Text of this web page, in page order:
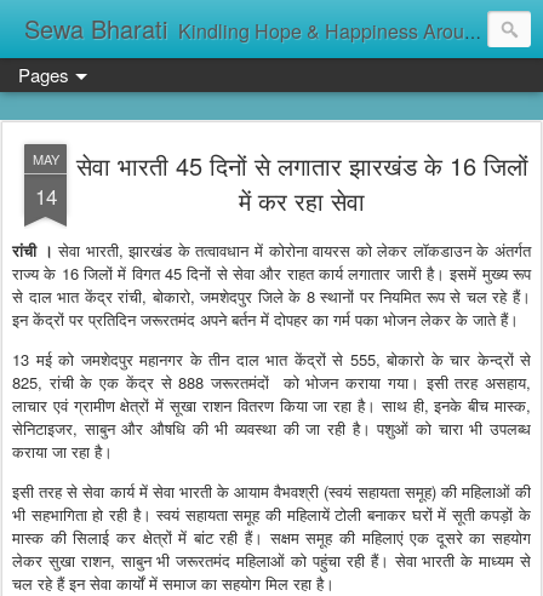
Sewa Bharati Kindling Hope & Happiness Around सेवा भारती சேவாபாரதி సేవా భారతి സേവാഭാരതി સેવા ભારતી সেবা ভাঁরাটি
Pages
MAY
14
सेवा भारती 45 दिनों से लगातार झारखंड के 16 जिलों
में कर रहा सेवा
रांची । सेवा भारती, झारखंड के तत्वावधान में कोरोना वायरस को लेकर लॉकडाउन के अंतर्गत
राज्य के 16 जिलों में विगत 45 दिनों से सेवा और राहत कार्य लगातार जारी है। इसमें मुख्य रूप
से दाल भात केंद्र रांची, बोकारो, जमशेदपुर जिले के 8 स्थानों पर नियमित रूप से चल रहे हैं।
इन केंद्रों पर प्रतिदिन जरूरतमंद अपने बर्तन में दोपहर का गर्म पका भोजन लेकर के जाते हैं।
13 मई को जमशेदपुर महानगर के तीन दाल भात केंद्रों से 555, बोकारो के चार केन्द्रों से
825, रांची के एक केंद्र से 888 जरूरतमंदों को भोजन कराया गया। इसी तरह असहाय,
लाचार एवं ग्रामीण क्षेत्रों में सूखा राशन वितरण किया जा रहा है। साथ ही, इनके बीच मास्क,
सेनिटाइजर, साबुन और औषधि की भी व्यवस्था की जा रही है। पशुओं को चारा भी उपलब्ध
कराया जा रहा है।
इसी तरह से सेवा कार्य में सेवा भारती के आयाम वैभवश्री (स्वयं सहायता समूह) की महिलाओं की
भी सहभागिता हो रही है। स्वयं सहायता समूह की महिलायें टोली बनाकर घरों में सूती कपड़ों के
मास्क की सिलाई कर क्षेत्रों में बांट रही हैं। सक्षम समूह की महिलाएं एक दूसरे का सहयोग
लेकर सुखा राशन, साबुन भी जरूरतमंद महिलाओं को पहुंचा रही हैं। सेवा भारती के माध्यम से
चल रहे हैं इन सेवा कार्यों में समाज का सहयोग मिल रहा है।